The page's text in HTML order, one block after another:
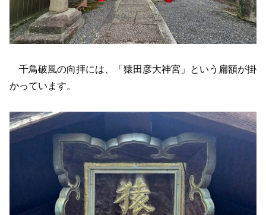
千鳥破風の向拝には、「猿田彦大神宮」という扁額が掛
かっています。